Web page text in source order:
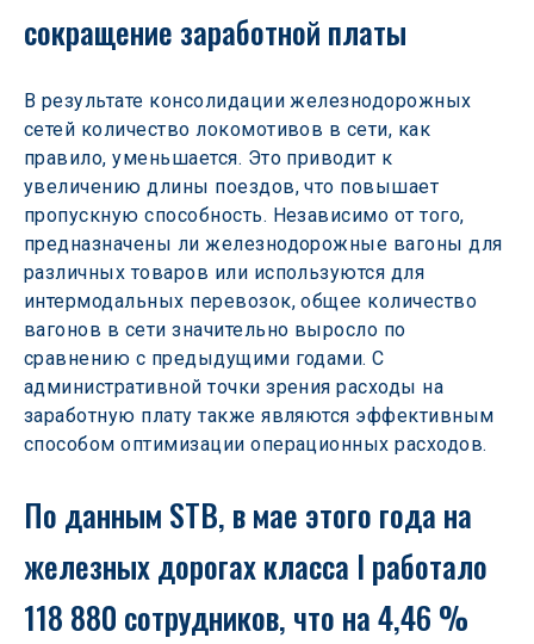
сокращение заработной платы
В результате консолидации железнодорожных
сетей количество локомотивов в сети, как
правило, уменьшается. Это приводит к
увеличению длины поездов, что повышает
пропускную способность. Независимо от того,
предназначены ли железнодорожные вагоны для
различных товаров или используются для
интермодальных перевозок, общее количество
вагонов в сети значительно выросло по
сравнению с предыдущими годами. С
административной точки зрения расходы на
заработную плату также являются эффективным
способом оптимизации операционных расходов.
По данным STB, в мае этого года на
железных дорогах класса I работало
118 880 сотрудников, что на 4,46 %